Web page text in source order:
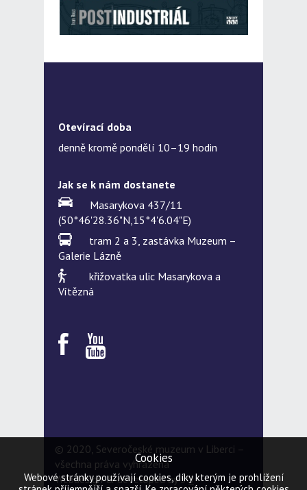
Otevírací doba
denně kromě pondělí 10–19 hodin
Jak se k nám dostanete
Masarykova 437/11
(50°46'28.36"N,15°4'6.04"E)
tram 2 a 3, zastávka Muzeum –
Galerie Lázně
křižovatka ulic Masarykova a
Vítězná
© 2020, Severočeské muzeum v Liberci –
všechna práva vyhrazena
Webdesign & developed by5Q
Cookies
Webové stránky používají cookies, díky kterým je prohlížení